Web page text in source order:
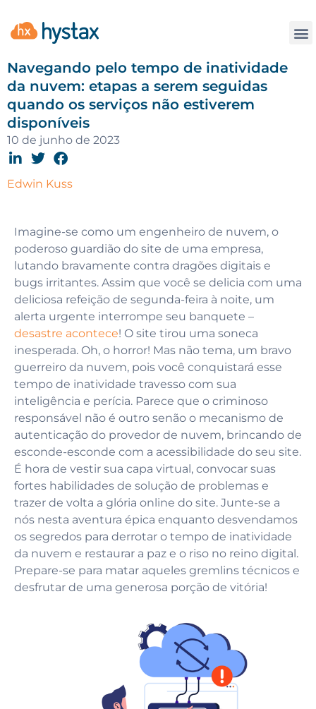
Navegando pelo tempo de inatividade
da nuvem: etapas a serem seguidas
quando os serviços não estiverem
disponíveis
10 de junho de 2023
Edwin Kuss
Imagine-se como um engenheiro de nuvem, o
poderoso guardião do site de uma empresa,
lutando bravamente contra dragões digitais e
bugs irritantes. Assim que você se delicia com uma
deliciosa refeição de segunda-feira à noite, um
alerta urgente interrompe seu banquete –
desastre acontece! O site tirou uma soneca
inesperada. Oh, o horror! Mas não tema, um bravo
guerreiro da nuvem, pois você conquistará esse
tempo de inatividade travesso com sua
inteligência e perícia. Parece que o criminoso
responsável não é outro senão o mecanismo de
autenticação do provedor de nuvem, brincando de
esconde-esconde com a acessibilidade do seu site.
É hora de vestir sua capa virtual, convocar suas
fortes habilidades de solução de problemas e
trazer de volta a glória online do site. Junte-se a
nós nesta aventura épica enquanto desvendamos
os segredos para derrotar o tempo de inatividade
da nuvem e restaurar a paz e o riso no reino digital.
Prepare-se para matar aqueles gremlins técnicos e
desfrutar de uma generosa porção de vitória!